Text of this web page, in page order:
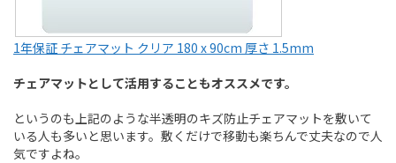
1年保証 チェアマット クリア 180 x 90cm 厚さ 1.5mm
チェアマットとして活用することもオススメです。
というのも上記のような半透明のキズ防止チェアマットを敷いて
いる人も多いと思います。敷くだけで移動も楽ちんで丈夫なので人
気ですよね。